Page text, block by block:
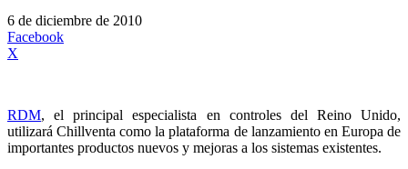
6 de diciembre de 2010
Facebook
X
RDM, el principal especialista en controles del Reino Unido,
utilizará Chillventa como la plataforma de lanzamiento en Europa de
importantes productos nuevos y mejoras a los sistemas existentes.